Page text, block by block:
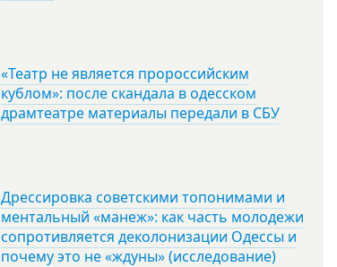
«Театр не является пророссийским
кублом»: после скандала в одесском
драмтеатре материалы передали в СБУ
Дрессировка советскими топонимами и
ментальный «манеж»: как часть молодежи
сопротивляется деколонизации Одессы и
почему это не «ждуны» (исследование)